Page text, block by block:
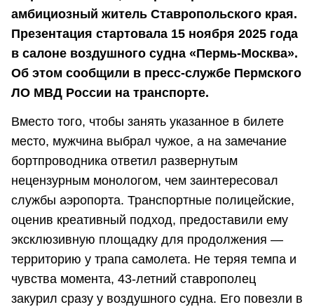
амбициозный житель Ставропольского края.
Презентация стартовала 15 ноября 2025 года
в салоне воздушного судна «Пермь-Москва».
Об этом сообщили в пресс-службе Пермского
ЛО МВД России на транспорте.
Вместо того, чтобы занять указанное в билете
место, мужчина выбрал чужое, а на замечание
бортпроводника ответил развернутым
нецензурным монологом, чем заинтересовал
службы аэропорта. Транспортные полицейские,
оценив креативный подход, предоставили ему
эксклюзивную площадку для продолжения —
территорию у трапа самолета. Не теряя темпа и
чувства момента, 43-летний ставрополец
закурил сразу у воздушного судна. Его повезли в